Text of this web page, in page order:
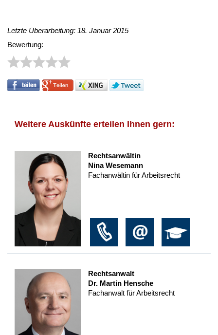
Letzte Überarbeitung: 18. Januar 2015
Bewertung:
Weitere Auskünfte erteilen Ihnen gern:
Rechtsanwältin
Nina Wesemann
Fachanwältin für Arbeitsrecht
Rechtsanwalt
Dr. Martin Hensche
Fachanwalt für Arbeitsrecht